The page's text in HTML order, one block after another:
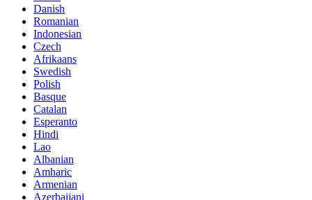
Danish
Romanian
Indonesian
Czech
Afrikaans
Swedish
Polish
Basque
Catalan
Esperanto
Hindi
Lao
Albanian
Amharic
Armenian
Azerbaijani